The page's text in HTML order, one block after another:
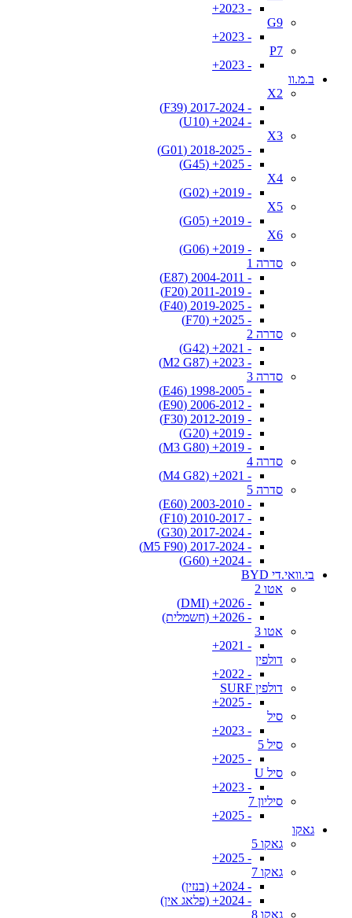
- 2023+
G9
- 2023+
P7
- 2023+
ב.מ.וו
X2
- 2017-2024 (F39)
- 2024+ (U10)
X3
- 2018-2025 (G01)
- 2025+ (G45)
X4
- 2019+ (G02)
X5
- 2019+ (G05)
X6
- 2019+ (G06)
סדרה 1
- 2004-2011 (E87)
- 2011-2019 (F20)
- 2019-2025 (F40)
- 2025+ (F70)
סדרה 2
- 2021+ (G42)
- 2023+ (M2 G87)
סדרה 3
- 1998-2005 (E46)
- 2006-2012 (E90)
- 2012-2019 (F30)
- 2019+ (G20)
- 2019+ (M3 G80)
סדרה 4
- 2021+ (M4 G82)
סדרה 5
- 2003-2010 (E60)
- 2010-2017 (F10)
- 2017-2024 (G30)
- 2017-2024 (M5 F90)
- 2024+ (G60)
בי.וואי.די BYD
אטו 2
- 2026+ (DMI)
- 2026+ (חשמלית)
אטו 3
- 2021+
דולפין
- 2022+
דולפין SURF
- 2025+
סיל
- 2023+
סיל 5
- 2025+
סיל U
- 2023+
סיליון 7
- 2025+
גאקו
גאקו 5
- 2025+
גאקו 7
- 2024+ (בנזין)
- 2024+ (פלאג אין)
גאקו 8